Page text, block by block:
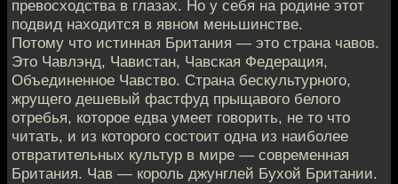
превосходства в глазах. Но у себя на родине этот
подвид находится в явном меньшинстве.
Потому что истинная Британия — это страна чавов.
Это Чавлэнд, Чавистан, Чавская Федерация,
Объединенное Чавство. Страна бескультурного,
жрущего дешевый фастфуд прыщавого белого
отребья, которое едва умеет говорить, не то что
читать, и из которого состоит одна из наиболее
отвратительных культур в мире — современная
Британия. Чав — король джунглей Бухой Британии.